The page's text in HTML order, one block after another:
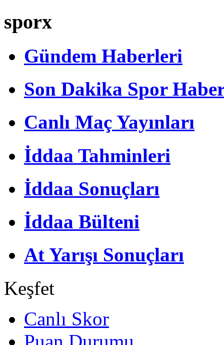
sporx
Gündem Haberleri
Son Dakika Spor
Canlı Maç Yayınları
İddaa Tahminleri
İddaa Sonuçları
İddaa Bülteni
At Yarışı Sonuçları
Keşfet
Canlı Skor